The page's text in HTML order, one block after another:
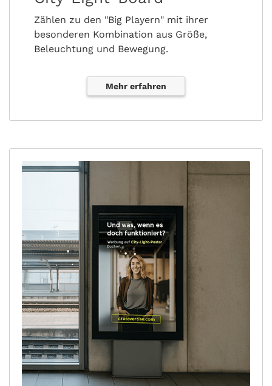
Zählen zu den "Big Playern" mit ihrer
besonderen Kombination aus Größe,
Beleuchtung und Bewegung.
Mehr erfahren